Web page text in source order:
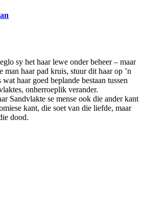
sy het haar lewe onder beheer – maar
man haar pad kruis, stuur dit haar op ’n
haar goed beplande bestaan tussen
onherroeplik verander.
Sandvlakte se mense ook die ander kant
kant, die soet van die liefde, maar
dood.